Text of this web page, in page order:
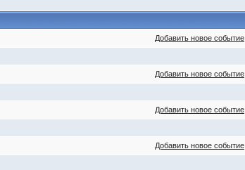
Добавить новое событие
Добавить новое событие
Добавить новое событие
Добавить новое событие